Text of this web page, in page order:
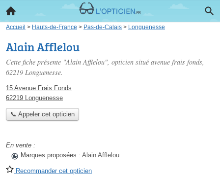
Accueil > Hauts-de-France > Pas-de-Calais > Longuenesse
Alain Afflelou
Cette fiche présente "Alain Afflelou", opticien situé avenue frais fonds,
62219 Longuenesse.
15 Avenue Frais Fonds
62219 Longuenesse
📞 Appeler cet opticien
En vente :
Marques proposées : Alain Afflelou
Recommander cet opticien